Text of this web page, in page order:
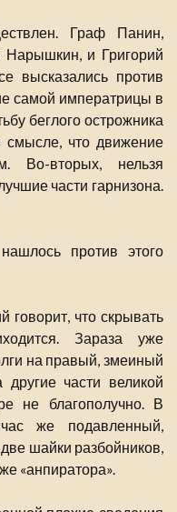
Граф Панин,
Нарышкин, и Григорий
высказались против
самой императрицы в
беглого острожника
смысле, что движение
Во-вторых, нельзя
части гарнизона.
против этого
говорит, что скрывать
Зараза уже
на правый, змеиный
части великой
не благополучно. В
же подавленный,
шайки разбойников,
«анпиратора».